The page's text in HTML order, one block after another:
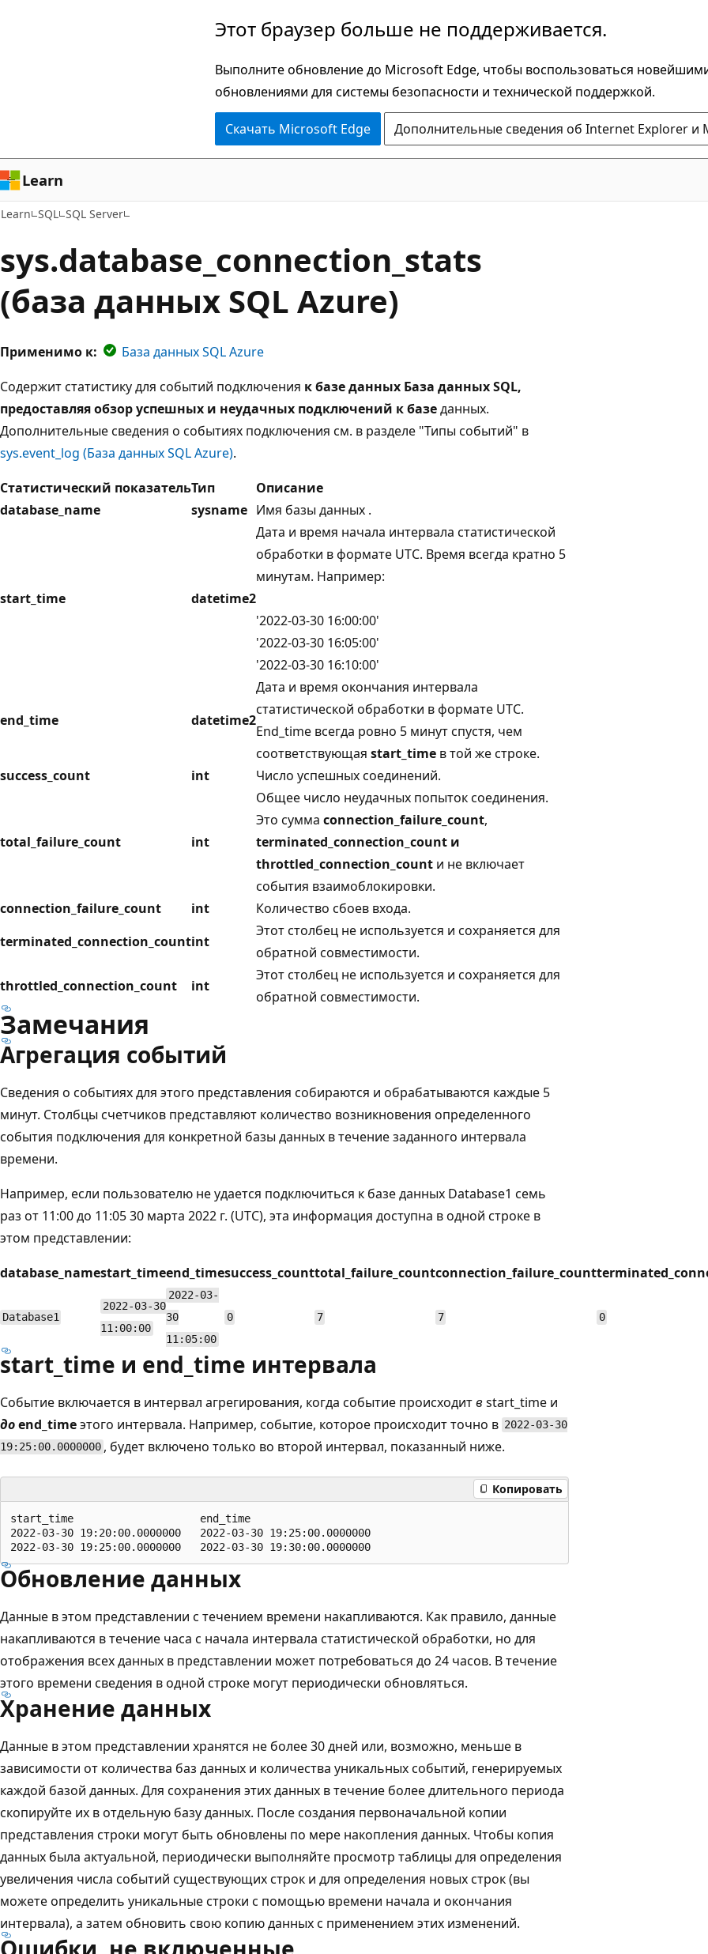
Этот браузер больше не поддерживается.
Выполните обновление до Microsoft Edge, чтобы воспользоваться
обновлениями для системы безопасности и технической поддержкой.
Скачать Microsoft Edge Дополнительные сведения об Internet Explorer и
Learn
Learn SQL SQL Server
sys.database_connection_stats
(база данных SQL Azure)
Применимо к:
База данных SQL Azure
Содержит статистику для событий подключения к базе данных База данных SQL,
предоставляя обзор успешных и неудачных подключений к базеданных.
Дополнительные сведения о событиях подключения см. в разделе "Типы событий" в
sys.event_log (База данных SQL Azure).
Статистический показательТип
Описание
database_name
sysname Имя базы данных .
start_time datetime2
Дата и время начала интервала статистической
обработки в формате UTC. Время всегда кратно 5
минутам. Например:
'2022-03-30 16:00:00'
'2022-03-30 16:05:00'
'2022-03-30 16:10:00'
end_time datetime2
Дата и время окончания интервала
статистической обработки в формате UTC.
End_time всегда ровно 5 минут спустя, чем
соответствующая start_time в той же строке.
success_count
int Число успешных соединений.
total_failure_count int
Общее число неудачных попыток соединения.
Это сумма connection_failure_count,
terminated_connection_count и
throttled_connection_count и не включает
события взаимоблокировки.
connection_failure_count
int
Количество сбоев входа.
terminated_connection_countint
Этот столбец не используется и сохраняется для
обратной совместимости.
throttled_connection_count
int
Этот столбец не используется и сохраняется для
обратной совместимости.
Замечания
Агрегация событий
Сведения о событиях для этого представления собираются и обрабатываются каждые 5
минут. Столбцы счетчиков представляют количество возникновения определенного
события подключения для конкретной базы данных в течение заданного интервала
времени.
Например, если пользователю не удается подключиться к базе данных Database1 семь
раз от 11:00 до 11:05 30 марта 2022 г. (UTC), эта информация доступна в одной строке в
этом представлении:
database_namestart_timeend_timesuccess_counttotal_failure_countconnection_failure_count
Database1
2022-03-30
11:00:00
2022-03-
30
11:05:00
0 7 7 0
start_time и end_time интервала
Событие включается в интервал агрегирования, когда событие происходитвstart_time и
доend_timeэтого интервала. Например, событие, которое происходит точно в 2022-03-30
19:25:00.0000000 , будет включено только во второй интервал, показанный ниже.
Копировать
start_time                    end_time
2022-03-30 19:20:00.0000000   2022-03-30 19:25:00.0000000
Обновление данных
Данные в этом представлении с течением времени накапливаются. Как правило, данные
накапливаются в течение часа с начала интервала статистической обработки, но для
отображения всех данных в представлении может потребоваться до 24 часов. В течение
этого времени сведения в одной строке могут периодически обновляться.
Хранение данных
Данные в этом представлении хранятся не более 30 дней или, возможно, меньше в
зависимости от количества баз данных и количества уникальных событий, генерируемых
каждой базой данных. Для сохранения этих данных в течение более длительного периода
скопируйте их в отдельную базу данных. После создания первоначальной копии
представления строки могут быть обновлены по мере накопления данных. Чтобы копия
данных была актуальной, периодически выполняйте просмотр таблицы для определения
увеличения числа событий существующих строк и для определения новых строк (вы
можете определить уникальные строки с помощью времени начала и окончания
интервала), а затем обновить свою копию данных с применением этих изменений.